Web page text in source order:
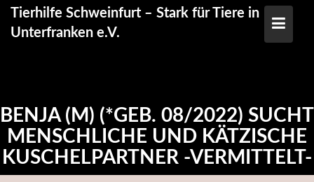
Skip
content
Tierhilfe Schweinfurt – Stark für Tiere in
Unterfranken e.V.
BENJA (M) (*GEB. 08/2022) SUCHT
MENSCHLICHE UND KÄTZISCHE
KUSCHELPARTNER -VERMITTELT-